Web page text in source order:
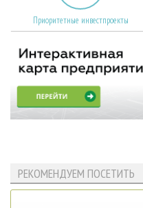
Приоритетные инвестпроекты
РЕКОМЕНДУЕМ ПОСЕТИТЬ